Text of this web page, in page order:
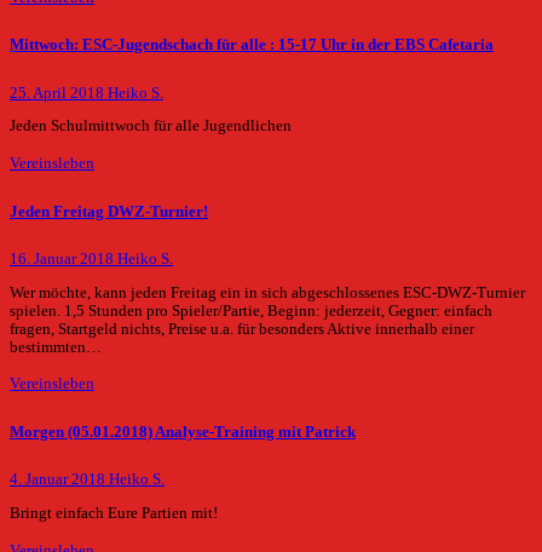
Mittwoch: ESC-Jugendschach für alle : 15-17 Uhr in der EBS Cafetaria
25. April 2018 Heiko S.
Jeden Schulmittwoch für alle Jugendlichen
Vereinsleben
Jeden Freitag DWZ-Turnier!
16. Januar 2018 Heiko S.
Wer möchte, kann jeden Freitag ein in sich abgeschlossenes ESC-DWZ-Turnier
spielen. 1,5 Stunden pro Spieler/Partie, Beginn: jederzeit, Gegner: einfach
fragen, Startgeld nichts, Preise u.a. für besonders Aktive innerhalb einer
bestimmten…
Vereinsleben
Morgen (05.01.2018) Analyse-Training mit Patrick
4. Januar 2018 Heiko S.
Bringt einfach Eure Partien mit!